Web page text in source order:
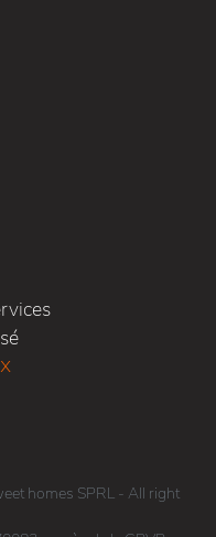
homes SPRL - All right